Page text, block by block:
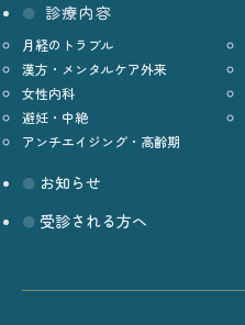
診療内容
月経のトラブル
漢方・メンタルケア外来
女性内科
避妊・中絶
アンチエイジング・高齢期
お知らせ
受診される方へ